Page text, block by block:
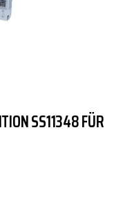
SS11348 FÜR